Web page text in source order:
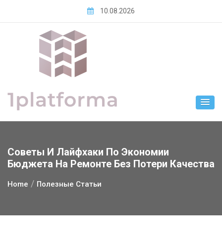
10.08.2026
Советы И Лайфхаки По Экономии
Бюджета На Ремонте Без Потери Качества
Home Полезные Статьи